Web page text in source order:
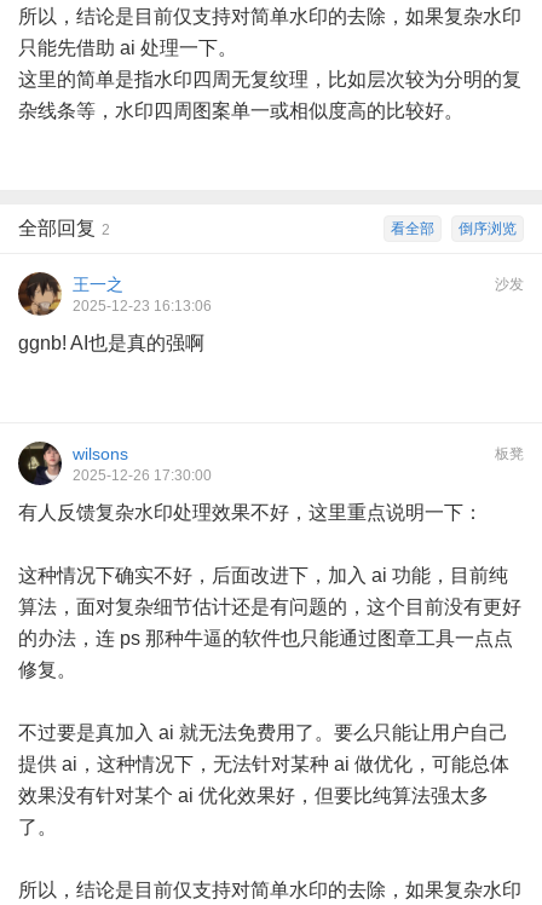
所以，结论是目前仅支持对简单水印的去除，如果复杂水印
只能先借助 ai 处理一下。
这里的简单是指水印四周无复纹理，比如层次较为分明的复
杂线条等，水印四周图案单一或相似度高的比较好。
倒序浏览
看全部
全部回复 2
沙发
王一之
2025-12-23 16:13:06
ggnb! AI也是真的强啊
板凳
wilsons
2025-12-26 17:30:00
有人反馈复杂水印处理效果不好，这里重点说明一下：
这种情况下确实不好，后面改进下，加入 ai 功能，目前纯
算法，面对复杂细节估计还是有问题的，这个目前没有更好
的办法，连 ps 那种牛逼的软件也只能通过图章工具一点点
修复。
不过要是真加入 ai 就无法免费用了。要么只能让用户自己
提供 ai，这种情况下，无法针对某种 ai 做优化，可能总体
效果没有针对某个 ai 优化效果好，但要比纯算法强太多
了。
所以，结论是目前仅支持对简单水印的去除，如果复杂水印